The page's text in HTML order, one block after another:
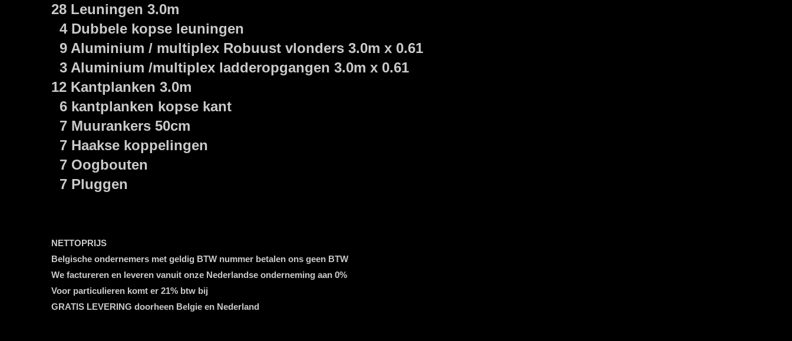
28 Leuningen 3.0m
4 Dubbele kopse leuningen
9 Aluminium / multiplex Robuust vlonders 3.0m x 0.61
3 Aluminium /multiplex ladderopgangen 3.0m x 0.61
12 Kantplanken 3.0m
6 kantplanken kopse kant
7 Muurankers 50cm
7 Haakse koppelingen
7 Oogbouten
7 Pluggen
NETTOPRIJS
Belgische ondernemers met geldig BTW nummer betalen ons geen BTW
We factureren en leveren vanuit onze Nederlandse onderneming aan 0%
Voor particulieren komt er 21% btw bij
GRATIS LEVERING doorheen Belgie en Nederland